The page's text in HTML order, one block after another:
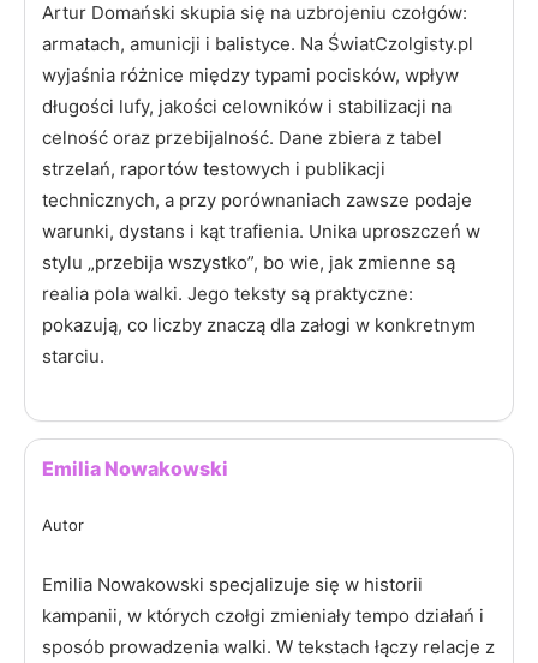
Artur Domański skupia się na uzbrojeniu czołgów:
armatach, amunicji i balistyce. Na ŚwiatCzolgisty.pl
wyjaśnia różnice między typami pocisków, wpływ
długości lufy, jakości celowników i stabilizacji na
celność oraz przebijalność. Dane zbiera z tabel
strzelań, raportów testowych i publikacji
technicznych, a przy porównaniach zawsze podaje
warunki, dystans i kąt trafienia. Unika uproszczeń w
stylu „przebija wszystko”, bo wie, jak zmienne są
realia pola walki. Jego teksty są praktyczne:
pokazują, co liczby znaczą dla załogi w konkretnym
starciu.
Emilia Nowakowski
Autor
Emilia Nowakowski specjalizuje się w historii
kampanii, w których czołgi zmieniały tempo działań i
sposób prowadzenia walki. W tekstach łączy relacje z